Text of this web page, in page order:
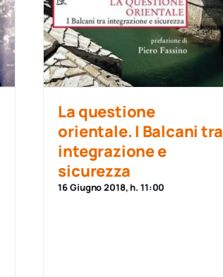
La questione
orientale. I Balcani tra
integrazione e
sicurezza
16 Giugno 2018, h. 11:00